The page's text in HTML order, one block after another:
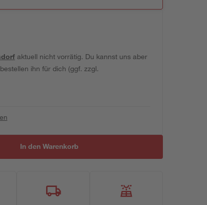
aktuell nicht vorrätig. Du kannst uns aber
ihn für dich (ggf. zzgl.
In den Warenkorb